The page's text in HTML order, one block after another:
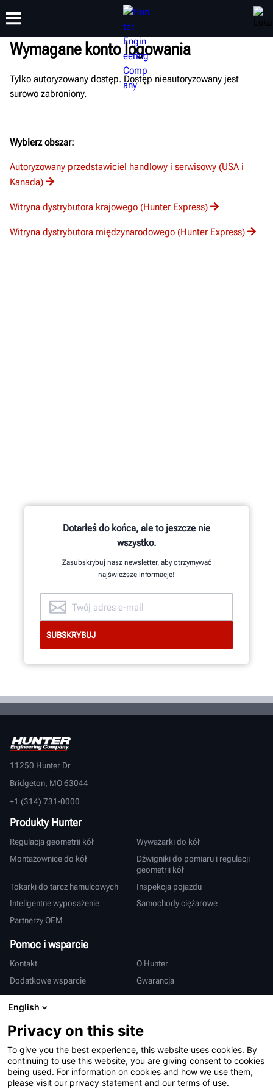
SZKOLENIA
Wymagane konto logowania
Tylko autoryzowany dostęp. Dostęp nieautoryzowany jest
surowo zabroniony.
Wybierz obszar:
Autoryzowany przedstawiciel handlowy i serwisowy (USA i
Kanada)
Witryna dystrybutora krajowego (Hunter Express)
Witryna dystrybutora międzynarodowego (Hunter Express)
Dotarłeś do końca, ale to jeszcze nie
wszystko.
Zasubskrybuj nasz newsletter, aby otrzymywać
najświeższe informacje!
11250 Hunter Dr
Bridgeton, MO 63044
+1 (314) 731-0000
Produkty Hunter
Regulacja geometrii kół
Wyważarki do kół
Montażownice do kół
Dźwigniki do pomiaru i regulacji
geometrii kół
Tokarki do tarcz hamulcowych
Inspekcja pojazdu
Inteligentne wyposażenie
Samochody ciężarowe
Partnerzy OEM
Pomoc i wsparcie
Kontakt
O Hunter
Dodatkowe wsparcie
Gwarancja
Międzynarodowy
Sprzedaż i serwis
English
Privacy on this site
To give you the best experience, this website uses cookies. By
continuing to use this website, you are giving consent to cookies
being used. For information on cookies and how we use them,
please visit our privacy statement and our terms of use.